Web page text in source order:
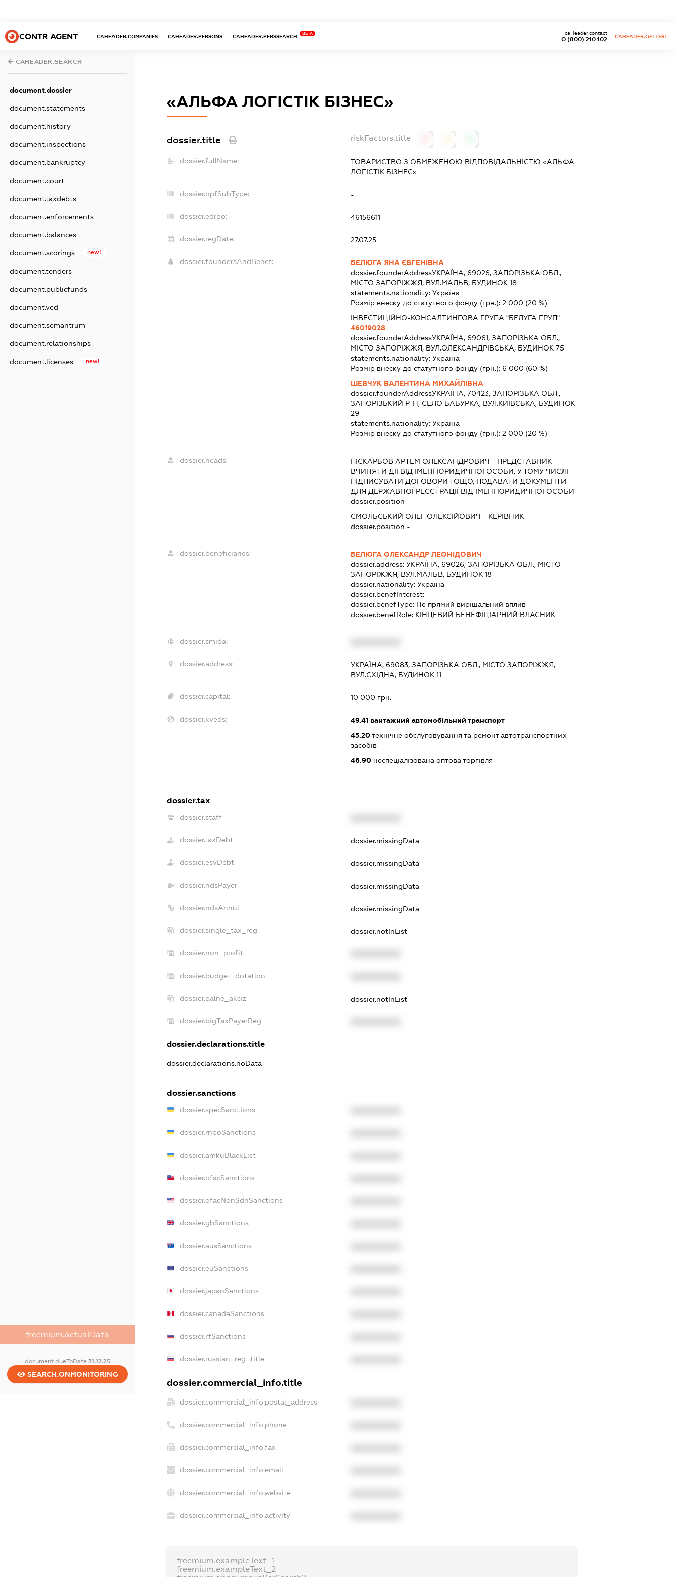
CONTR AGENT CAHEADER.COMPANIES CAHEADER.PERSONS CAHEADER.PERSSEARCH
BETA
0 (800) 210 102
caHeader.contact
CAHEADER.GETTEST
CAHEADER.SEARCH
document.dossier
document.statements
document.history
document.inspections
document.bankruptcy
document.court
document.taxdebts
document.enforcements
document.balances
document.scorings new!
document.tenders
document.publicfunds
document.ved
document.semantrum
document.relationships
document.licenses new!
freemium.actualData
document.dueToDate 31.12.25
SEARCH.ONMONITORING
«АЛЬФА ЛОГІСТІК БІЗНЕС»
dossier.title riskFactors.title
dossier.fullName:
ТОВАРИСТВО З ОБМЕЖЕНОЮ ВІДПОВІДАЛЬНІСТЮ «АЛЬФА
ЛОГІСТІК БІЗНЕС»
dossier.opfSubType: -
dossier.edrpo: 46156611
dossier.regDate: 27.07.25
dossier.foundersAndBenef:
БЕЛЮГА ЯНА ЄВГЕНІВНА
dossier.founderAddressУКРАЇНА, 69026, ЗАПОРІЗЬКА ОБЛ.,
МІСТО ЗАПОРІЖЖЯ, ВУЛ.МАЛЬВ, БУДИНОК 18
statements.nationality:Україна
Розмір внеску до статутного фонду (грн.):2 000 (20 %)
ІНВЕСТИЦІЙНО-КОНСАЛТИНГОВА ГРУПА "БЕЛУГА ГРУП"
46019028
dossier.founderAddressУКРАЇНА, 69061, ЗАПОРІЗЬКА ОБЛ.,
МІСТО ЗАПОРІЖЖЯ, ВУЛ.ОЛЕКСАНДРІВСЬКА, БУДИНОК 75
statements.nationality:Україна
Розмір внеску до статутного фонду (грн.): 6 000 (60 %)
ШЕВЧУК ВАЛЕНТИНА МИХАЙЛІВНА
dossier.founderAddressУКРАЇНА, 70423, ЗАПОРІЗЬКА ОБЛ.,
ЗАПОРІЗЬКИЙ Р-Н, СЕЛО БАБУРКА, ВУЛ.КИЇВСЬКА, БУДИНОК
29
statements.nationality:Україна
Розмір внеску до статутного фонду (грн.):2 000 (20 %)
dossier.heads: ПІСКАРЬОВ АРТЕМ ОЛЕКСАНДРОВИЧ - ПРЕДСТАВНИК
ВЧИНЯТИ ДІЇ ВІД ІМЕНІ ЮРИДИЧНОЇ ОСОБИ, У ТОМУ ЧИСЛІ
ПІДПИСУВАТИ ДОГОВОРИ ТОЩО, ПОДАВАТИ ДОКУМЕНТИ
ДЛЯ ДЕРЖАВНОЇ РЕЄСТРАЦІЇ ВІД ІМЕНІ ЮРИДИЧНОЇ ОСОБИ
dossier.position -
СМОЛЬСЬКИЙ ОЛЕГ ОЛЕКСІЙОВИЧ - КЕРІВНИК
dossier.position -
dossier.beneficiaries:
БЕЛЮГА ОЛЕКСАНДР ЛЕОНІДОВИЧ
dossier.address:УКРАЇНА, 69026, ЗАПОРІЗЬКА ОБЛ., МІСТО
ЗАПОРІЖЖЯ, ВУЛ.МАЛЬВ, БУДИНОК 18
dossier.nationality:Україна
dossier.benefInterest: -
dossier.benefType: Не прямий вирішальний вплив
dossier.benefRole: КІНЦЕВИЙ БЕНЕФІЦІАРНИЙ ВЛАСНИК
dossier.smida:
dossier.address:
УКРАЇНА, 69083, ЗАПОРІЗЬКА ОБЛ., МІСТО ЗАПОРІЖЖЯ,
ВУЛ.СХІДНА, БУДИНОК 11
dossier.capital: 10 000 грн.
dossier.kveds: 49.41 вантажний автомобільний транспорт
45.20технічне обслуговування та ремонт автотранспортних
засобів
46.90 неспеціалізована оптова торгівля
dossier.tax
dossier.staff
dossier.taxDebt dossier.missingData
dossier.esvDebt dossier.missingData
dossier.ndsPayer dossier.missingData
dossier.ndsAnnul dossier.missingData
dossier.single_tax_reg dossier.notInList
dossier.non_profit
dossier.budget_dotation
dossier.palne_akciz dossier.notInList
dossier.bigTaxPayerReg
dossier.declarations.title
dossier.declarations.noData
dossier.sanctions
dossier.specSanctions
dossier.rnboSanctions
dossier.amkuBlackList
dossier.ofacSanctions
dossier.ofacNonSdnSanctions
dossier.gbSanctions
dossier.ausSanctions
dossier.euSanctions
dossier.japanSanctions
dossier.canadaSanctions
dossier.rfSanctions
dossier.russian_reg_title
dossier.commercial_info.title
dossier.commercial_info.postal_address
dossier.commercial_info.phone
dossier.commercial_info.fax
dossier.commercial_info.email
dossier.commercial_info.website
dossier.commercial_info.activity
freemium.exampleText_1
freemium.exampleText_2